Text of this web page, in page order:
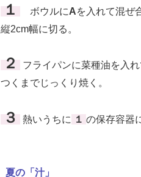
１ ボウルにAを入れて混ぜ
縦2cm幅に切る。
２ フライパンに菜種油を入れ
つくまでじっくり焼く。
３ 熱いうちに １ の保存容器
夏の「汁」